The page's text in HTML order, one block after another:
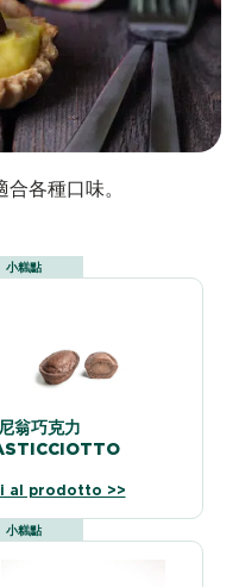
各種口味。
小糕點
翁巧克力
al prodotto >>
小糕點